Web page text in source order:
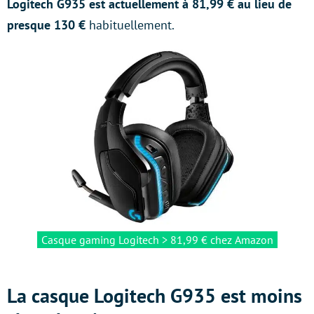
Logitech G935 est actuellement à 81,99 € au lieu de
presque 130 € habituellement.
Casque gaming Logitech > 81,99 € chez Amazon
La casque Logitech G935 est moins